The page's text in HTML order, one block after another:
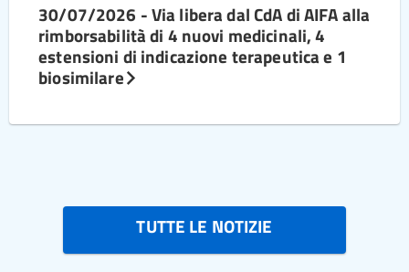
30/07/2026 - Via libera dal CdA di AIFA alla
rimborsabilità di 4 nuovi medicinali, 4
estensioni di indicazione terapeutica e 1
biosimilare
TUTTE LE NOTIZIE